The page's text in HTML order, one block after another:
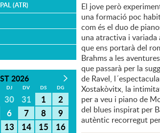
(ATR)
2026
DJ DV DS DG
30 31 1
2
6 7 8
9
13 14 15
16
El jove però
una formació poc
com és el duo de
una atractiva i
que ens portarà del
Brahms a les
que passarà per la
de Ravel,
Xostakòvitx, la
per a veu i piano de
del blues inspirat per
autèntic recorregut